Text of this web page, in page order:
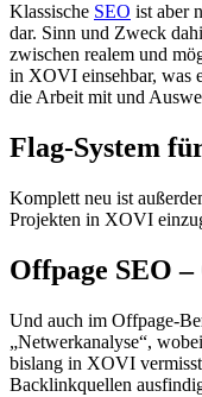
Klassische SEO ist aber
dar. Sinn und Zweck
zwischen realem und
in XOVI einsehbar, was
die Arbeit mit und
Flag-System
Komplett neu ist
Projekten in XOVI
Offpage SEO
Und auch im Offpage-
„Netwerkanalyse“,
bislang in XOVI
Backlinkquellen